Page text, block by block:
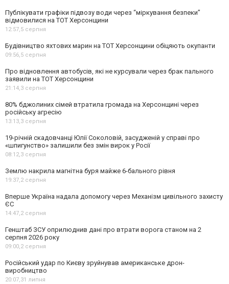
Публікувати графіки підвозу води через “міркування безпеки”
відмовилися на ТОТ Херсонщини
12:57,5 серпня
Будівництво яхтових марин на ТОТ Херсонщини обіцяють окупанти
09:56,5 серпня
Про відновлення автобусів, які не курсували через брак пального
заявили на ТОТ Херсонщини
21:14,3 серпня
80% бджолиних сімей втратила громада на Херсонщині через
російську агресію
13:13,3 серпня
19-річній скадовчанці Юлії Соколовій, засудженій у справі про
«шпигунство» залишили без змін вирок у Росії
08:12,3 серпня
Землю накрила магнітна буря майже 6-бального рівня
19:37,2 серпня
Вперше Україна надала допомогу через Механізм цивільного захисту
ЄС
14:47,2 серпня
Генштаб ЗСУ оприлюднив дані про втрати ворога станом на 2
серпня 2026 року
09:00,2 серпня
Російський удар по Києву зруйнував американське дрон-
виробництво
20:07,31 липня